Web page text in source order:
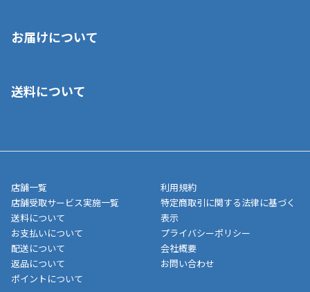
いいただくことはできません。ご了承ください。
■代金引換(代引)※手数料がかかります
■商品によっては一部決済方法が使用できない場合がございま
す。
お届けについて
ご注文が確認出来次第、1～4営業日に発送いたします。「お取り
業日にてお引渡しとなります。(離島などの場合、例外もあります)
メーカー直送品など一部商品については、その他商品との購入に
制限がかかる場合がございます。また発送日についても、通常と
異なる場合がございます。対象商品の説明ページをご確認くださ
い。
■店舗受取をご選択いただいた場合
ご注文が確認出来次第、お受取される店舗在庫を使用してご準備
をさせていただきます。店舗に在庫がない場合は店舗よりお取り
送料について
店舗一覧
店舗受取サービス実施一覧
送料について
お支払いについて
配送について
返品について
ポイントについて
利用規約
特定商取引に関する法律に基づく
表示
プライバシーポリシー
会社概要
お問い合わせ